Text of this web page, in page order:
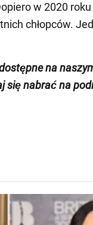
w 2020 roku
chłopców.
na
się nabrać na